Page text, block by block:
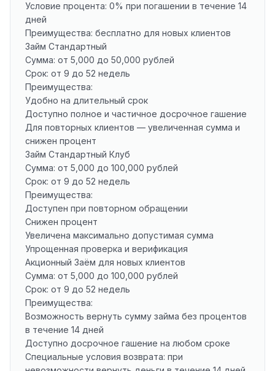
Условие процента: 0% при погашении в течение 14
дней
Преимущества: бесплатно для новых клиентов
Займ Стандартный
Сумма: от 5,000 до 50,000 рублей
Срок: от 9 до 52 недель
Преимущества:
Удобно на длительный срок
Доступно полное и частичное досрочное гашение
Для повторных клиентов — увеличенная сумма и
снижен процент
Займ Стандартный Клуб
Сумма: от 5,000 до 100,000 рублей
Срок: от 9 до 52 недель
Преимущества:
Доступен при повторном обращении
Снижен процент
Увеличена максимально допустимая сумма
Упрощенная проверка и верификация
Акционный Заём для новых клиентов
Сумма: от 5,000 до 100,000 рублей
Срок: от 9 до 52 недель
Преимущества:
Возможность вернуть сумму займа без процентов
в течение 14 дней
Доступно досрочное гашение на любом сроке
Специальные условия возврата: при